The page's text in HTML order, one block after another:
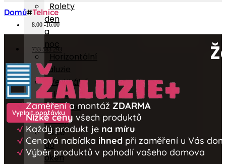
Rolety
den
a
noc
Horizontální
žaluzie
Vertikální
žaluzie
Látkové
rolety
Sítě
do
oken
8:00 -16:00
733 583 293
Vyplnit poptávku
Domů#Telnice
√Zaměření a montáž ZDARMA
√Nízké ceny všech produktů
√ Každý produkt je na míru
√ Cenová nabídka ihned při zaměření u Vás
√ Výběr produktů v pohodlí vašeho domova